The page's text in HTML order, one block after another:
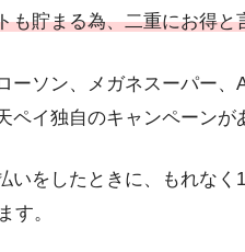
も貯まる為、二重にお得と
ーソン、メガネスーパー、
イ独自のキャンペーンが
いをしたときに、もれなく
す。